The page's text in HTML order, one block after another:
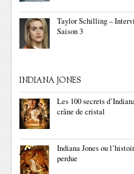
Taylor Schilling –
Saison 3
INDIANA JONES
Les 100 secrets
crâne de cristal
Indiana Jones ou
perdue